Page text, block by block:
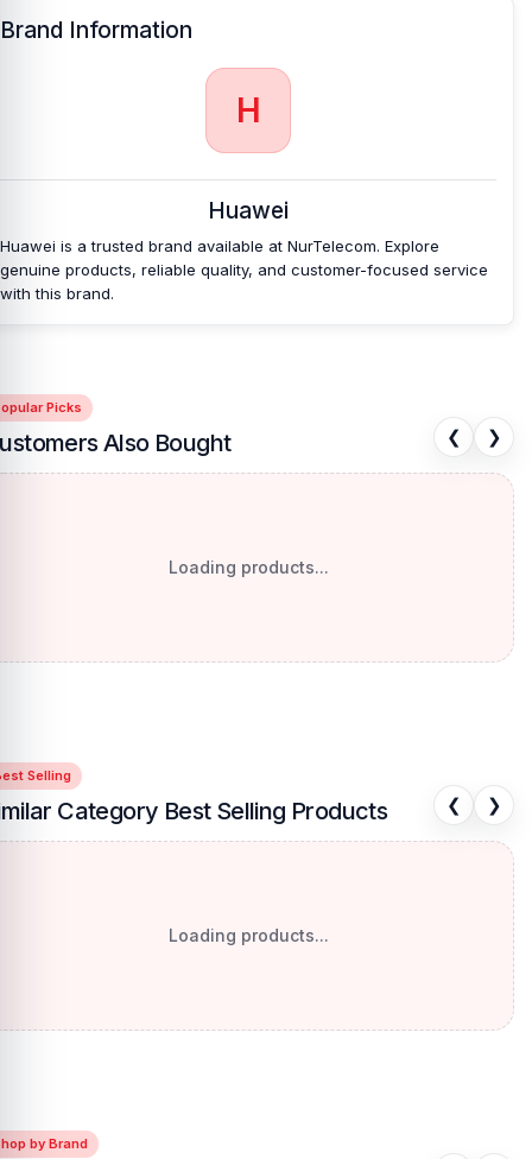
Brand Information
H
Huawei
Huawei is a trusted brand available at NurTelecom. Explore
genuine products, reliable quality, and customer-focused service
with this brand.
Picks
Also Bought ❮ ❯
Loading products...
Selling
Category Best Selling Products ❮ ❯
Loading products...
by Brand